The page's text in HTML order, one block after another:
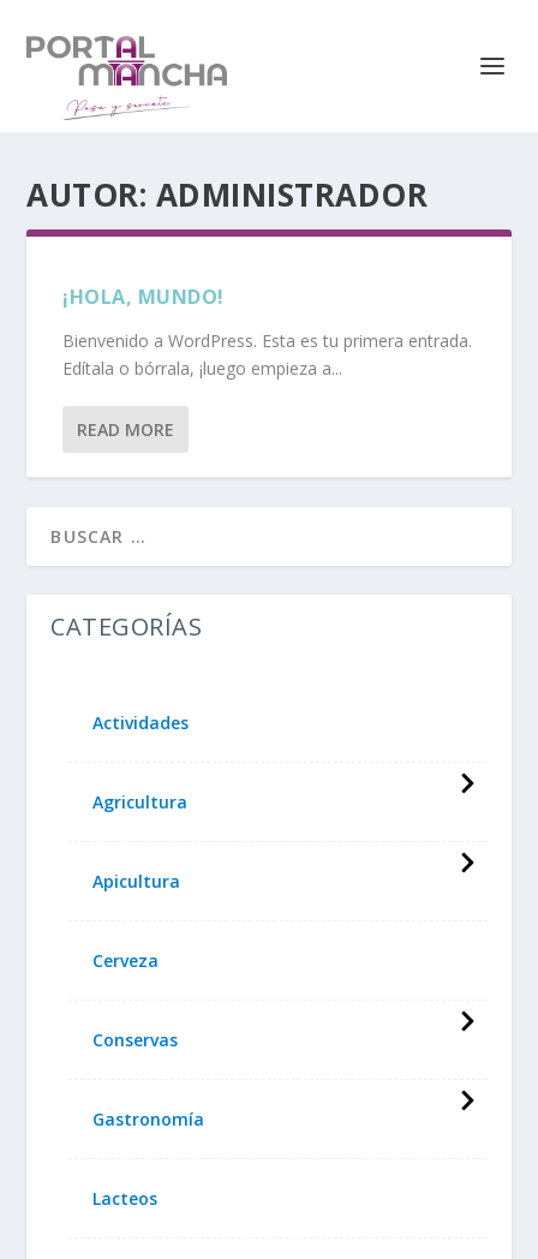
AUTOR: ADMINISTRADOR
¡HOLA, MUNDO!
Bienvenido a WordPress. Esta es tu primera entrada.
Edítala o bórrala, ¡luego empieza a...
READ MORE
CATEGORÍAS
Actividades
Agricultura
Apicultura
Cerveza
Conservas
Gastronomía
Lacteos